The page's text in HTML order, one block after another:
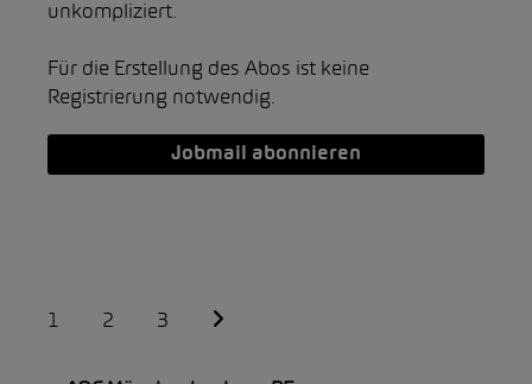
unkompliziert.
Für die Erstellung des Abos ist keine
Registrierung notwendig.
Jobmail abonnieren
1 2 3